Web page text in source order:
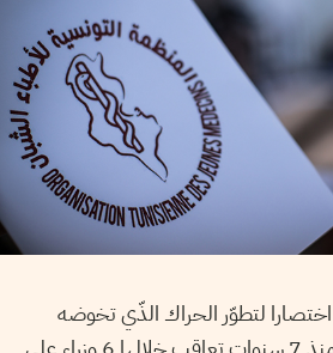
سوى اختصارا لتطوّر الحراك الذّي تخوضه